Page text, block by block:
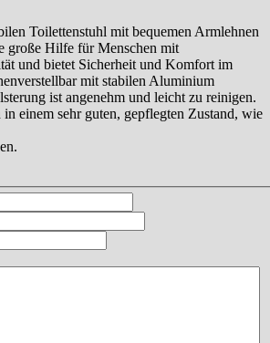
Toilettenstuhl mit bequemen Armlehnen
große Hilfe für Menschen mit
und bietet Sicherheit und Komfort im
mit stabilen Aluminium
ist angenehm und leicht zu reinigen.
einem sehr guten, gepflegten Zustand, wie